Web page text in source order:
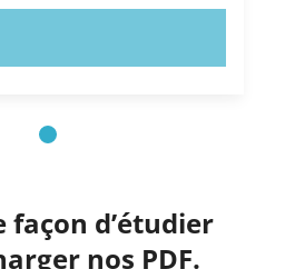
façon d’étudier
nos PDF.